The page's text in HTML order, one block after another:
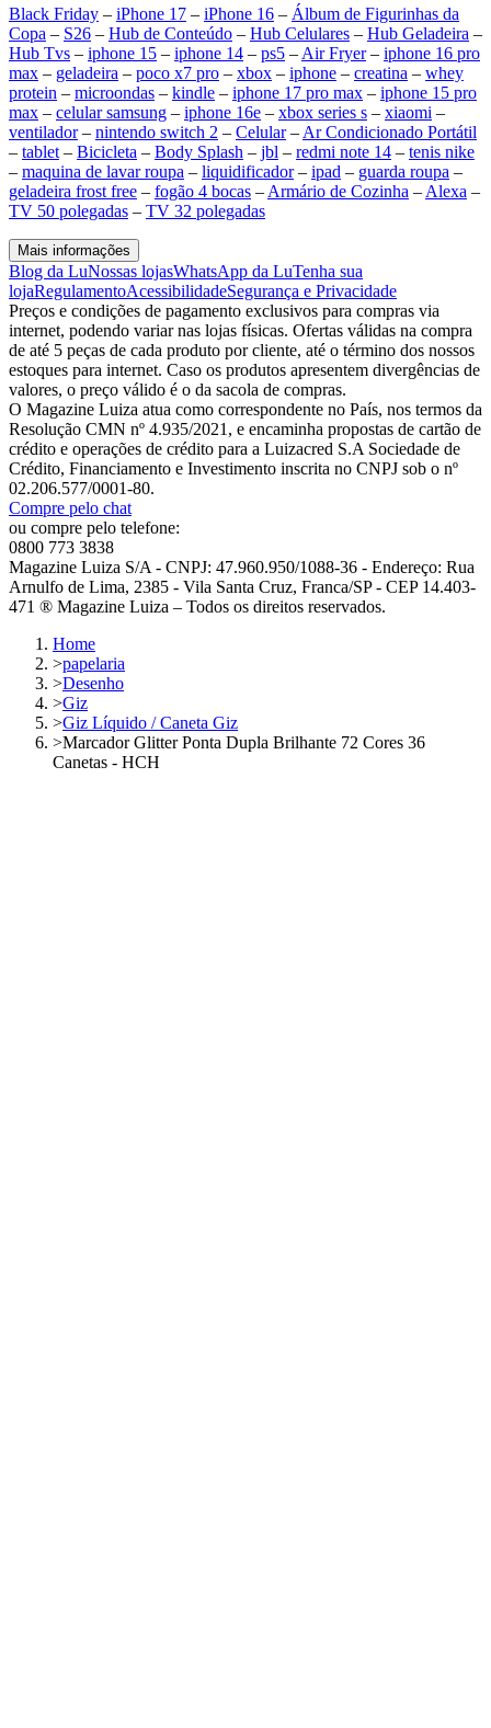
Black Friday – iPhone 17 – iPhone 16 – Álbum de Figurinhas da
Copa – S26 – Hub de Conteúdo – Hub Celulares – Hub Geladeira –
Hub Tvs – iphone 15 – iphone 14 – ps5 – Air Fryer– iphone 16 pro
max – geladeira – poco x7 pro – xbox – iphone – creatina – whey
protein – microondas – kindle – iphone 17 pro max – iphone 15 pro
max – celular samsung – iphone 16e – xbox series s – xiaomi –
ventilador– nintendo switch 2 – Celular– Ar Condicionado Portátil
– tablet – Bicicleta – Body Splash – jbl – redmi note 14 – tenis nike
– maquina de lavar roupa – liquidificador– ipad – guarda roupa –
geladeira frost free – fogão 4 bocas – Armário de Cozinha – Alexa –
TV 50 polegadas – TV 32 polegadas
Mais informações
Blog da LuNossas lojasWhatsApp da LuTenha sua
lojaRegulamentoAcessibilidadeSegurança e Privacidade
Preços e condições de pagamento exclusivos para compras via
internet, podendo variar nas lojas físicas. Ofertas válidas na compra
de até 5 peças de cada produto por cliente, até o término dos nossos
estoques para internet. Caso os produtos apresentem divergências de
valores, o preço válido é o da sacola de compras.
O Magazine Luiza atua como correspondente no País, nos termos da
Resolução CMN nº 4.935/2021, e encaminha propostas de cartão de
crédito e operações de crédito para a Luizacred S.A Sociedade de
Crédito, Financiamento e Investimento inscrita no CNPJ sob o nº
02.206.577/0001-80.
Compre pelo chat
ou compre pelo telefone:
0800 773 3838
Magazine Luiza S/A - CNPJ: 47.960.950/1088-36 - Endereço: Rua
Arnulfo de Lima, 2385 - Vila Santa Cruz, Franca/SP - CEP 14.403-
471 ® Magazine Luiza – Todos os direitos reservados.
Home
>papelaria
>Desenho
>Giz
>Giz Líquido / Caneta Giz
>Marcador Glitter Ponta Dupla Brilhante 72 Cores 36
Canetas - HCH